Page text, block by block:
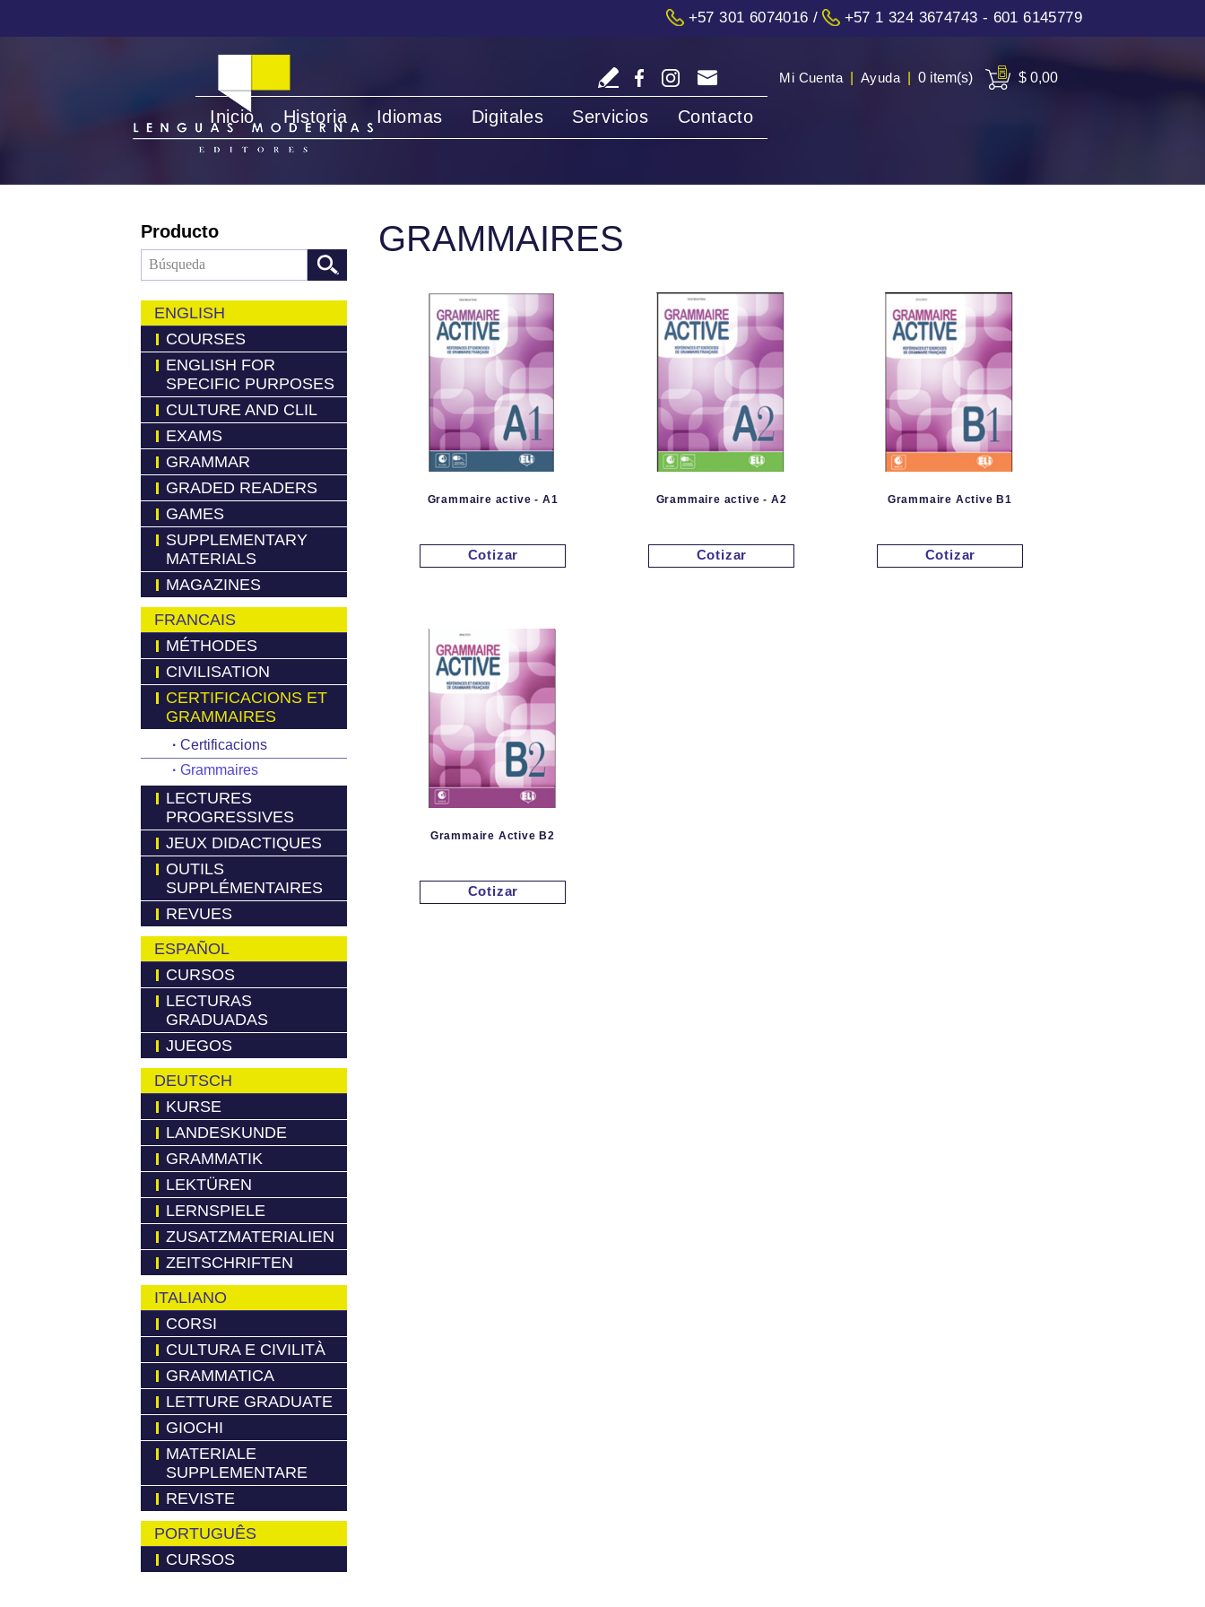
+57 301 6074016 / +57 1 324 3674743 - 601 6145779
Mi Cuenta Ayuda 0 item(s) $ 0,00
Inicio Historia Idiomas Digitales Servicios Contacto
Producto
ENGLISH
COURSES
ENGLISH FOR
SPECIFIC PURPOSES
CULTURE AND CLIL
EXAMS
GRAMMAR
GRADED READERS
GAMES
SUPPLEMENTARY
MATERIALS
MAGAZINES
FRANCAIS
MÉTHODES
CIVILISATION
CERTIFICACIONS ET
GRAMMAIRES
· Certificacions
· Grammaires
LECTURES
PROGRESSIVES
JEUX DIDACTIQUES
OUTILS
SUPPLÉMENTAIRES
REVUES
ESPAÑOL
CURSOS
LECTURAS
GRADUADAS
JUEGOS
DEUTSCH
KURSE
LANDESKUNDE
GRAMMATIK
LEKTÜREN
LERNSPIELE
ZUSATZMATERIALIEN
ZEITSCHRIFTEN
ITALIANO
CORSI
CULTURA E CIVILITÀ
GRAMMATICA
LETTURE GRADUATE
GIOCHI
MATERIALE
SUPPLEMENTARE
REVISTE
PORTUGUÊS
CURSOS
GRAMMAIRES
Grammaire active - A1
Cotizar
Grammaire active - A2
Cotizar
Grammaire Active B1
Cotizar
Grammaire Active B2
Cotizar